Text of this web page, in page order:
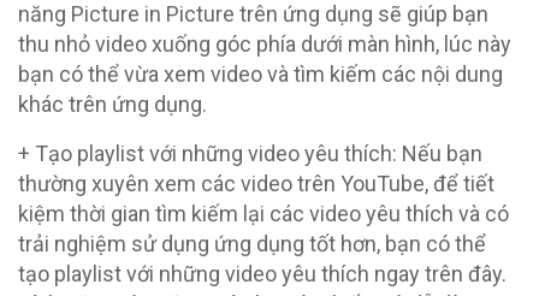
năng Picture in Picture trên ứng dụng sẽ giúp bạn
thu nhỏ video xuống góc phía dưới màn hình, lúc này
bạn có thể vừa xem video và tìm kiếm các nội dung
khác trên ứng dụng.
+ Tạo playlist với những video yêu thích: Nếu bạn
thường xuyên xem các video trên YouTube, để tiết
kiệm thời gian tìm kiếm lại các video yêu thích và có
trải nghiệm sử dụng ứng dụng tốt hơn, bạn có thể
tạo playlist với những video yêu thích ngay trên đây.